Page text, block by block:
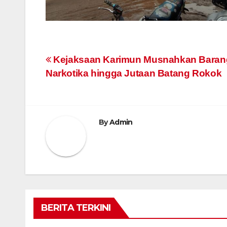
Navigasi
pos
Kejaksaan Karimun Musnahkan
Narkotika hingga Jutaan Batang Rokok
ByAdmin
BERITA TERKINI